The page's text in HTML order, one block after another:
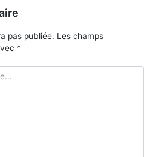
pas publiée. Les champs
*